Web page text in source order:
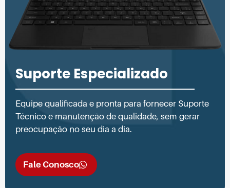
Suporte Especializado
Equipe qualificada e pronta para fornecer Suporte
Técnico e manutenção de qualidade, sem gerar
preocupação no seu dia a dia.
Fale Conosco